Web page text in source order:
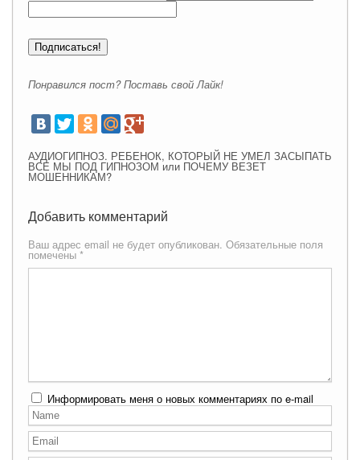
Понравился пост? Поставь свой Лайк!
АУДИОГИПНОЗ. РЕБЕНОК, КОТОРЫЙ НЕ УМЕЛ ЗАСЫПАТЬ
ВСЕ МЫ ПОД ГИПНОЗОМ или ПОЧЕМУ ВЕЗЕТ
МОШЕННИКАМ?
Добавить комментарий
Ваш адрес email не будет опубликован. Обязательные поля
помечены *
Информировать меня о новых комментариях по e-mail